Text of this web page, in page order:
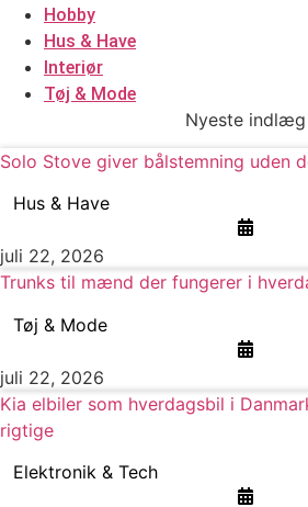
Hobby
Hus & Have
Interiør
Tøj & Mode
Nyeste indlæg
Solo Stove giver bålstemning uden
Hus & Have
juli 22, 2026
Trunks til mænd der fungerer i
Tøj & Mode
juli 22, 2026
Kia elbiler som hverdagsbil i
rigtige
Elektronik & Tech